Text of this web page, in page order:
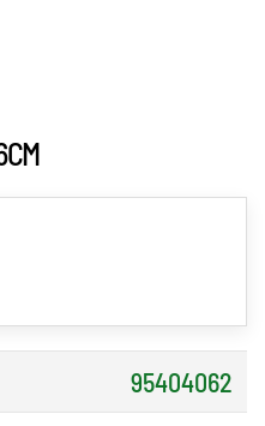
95404062